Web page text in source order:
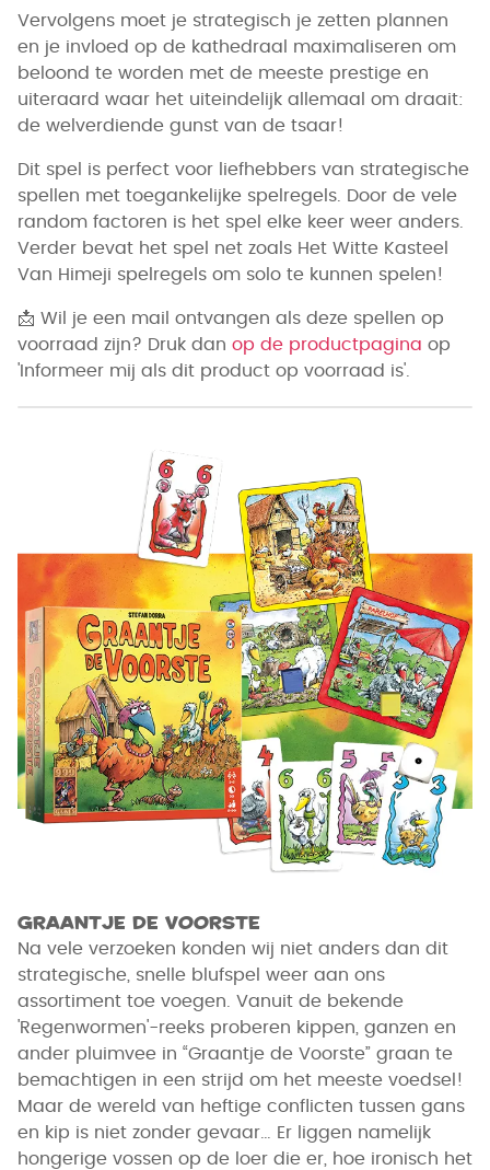
Vervolgens moet je strategisch je zetten plannen
en je invloed op de kathedraal maximaliseren om
beloond te worden met de meeste prestige en
uiteraard waar het uiteindelijk allemaal om draait:
de welverdiende gunst van de tsaar!
Dit spel is perfect voor liefhebbers van strategische
spellen met toegankelijke spelregels. Door de vele
random factoren is het spel elke keer weer anders.
Verder bevat het spel net zoals Het Witte Kasteel
Van Himeji spelregels om solo te kunnen spelen!
📩 Wil je een mail ontvangen als deze spellen op
voorraad zijn? Druk dan op de productpagina op
'Informeer mij als dit product op voorraad is'.
Graantje de Voorste
Na vele verzoeken konden wij niet anders dan dit
strategische, snelle blufspel weer aan ons
assortiment toe voegen. Vanuit de bekende
'Regenwormen'-reeks proberen kippen, ganzen en
ander pluimvee in “Graantje de Voorste” graan te
bemachtigen in een strijd om het meeste voedsel!
Maar de wereld van heftige conflicten tussen gans
en kip is niet zonder gevaar… Er liggen namelijk
hongerige vossen op de loer die er, hoe ironisch het